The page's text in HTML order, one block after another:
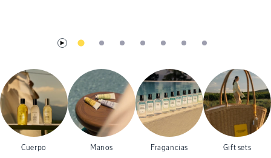
Cuerpo Manos Fragancias Gift sets